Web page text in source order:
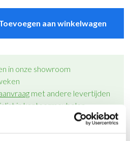
aan winkelwagen
in onze showroom
met andere levertijden
in kantoormeubelen